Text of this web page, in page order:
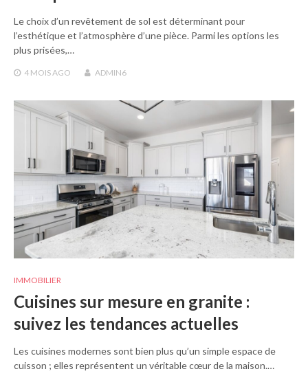
Le choix d’un revêtement de sol est déterminant pour
l’esthétique et l’atmosphère d’une pièce. Parmi les options les
plus prisées,…
4 MOISAGO ADMIN6
IMMOBILIER
Cuisines sur mesure en granite :
suivez les tendances actuelles
Les cuisines modernes sont bien plus qu’un simple espace de
cuisson ; elles représentent un véritable cœur de la maison.…